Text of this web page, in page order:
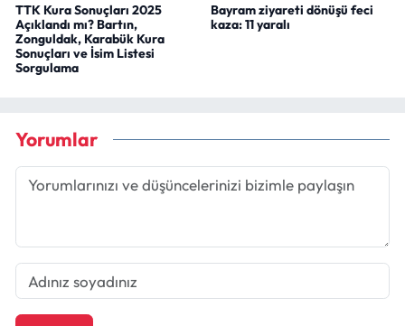
TTK Kura Sonuçları 2025
Açıklandı mı? Bartın,
Zonguldak, Karabük Kura
Sonuçları ve İsim Listesi
Sorgulama
Bayram ziyareti dönüşü feci
kaza: 11 yaralı
Yorumlar